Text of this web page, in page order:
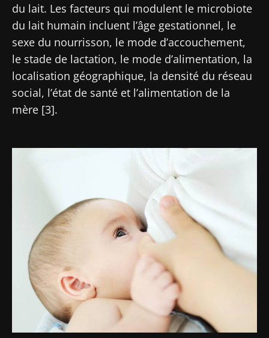
du lait. Les facteurs qui modulent le microbiote
du lait humain incluent l’âge gestationnel, le
sexe du nourrisson, le mode d’accouchement,
le stade de lactation, le mode d’alimentation, la
localisation géographique, la densité du réseau
social, l’état de santé et l’alimentation de la
mère [3].
Se tenir informé
Rejoignez la communauté Microbiota des
Ne partez pas si vite !
Rejoignez la communauté Microbiota des
professionnels de santé et des chercheurs et
recevez le "Microbiota Digest" et le "HCP
Magazine" pour rester au courant des
dernières actualités sur le microbiote.